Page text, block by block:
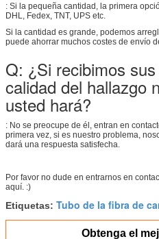
: Si la pequeña cantidad, la primera
DHL, Fedex, TNT, UPS etc.
Si la cantidad es grande, podemos
puede ahorrar muchos costes de envío
Q: ¿Si recibimos
calidad del hallazgo
usted hará?
: No se preocupe de él, entran en
primera vez, si es nuestro problema,
dará una respuesta satisfecha.
Por favor no dude en entrarnos en
aquí. :)
Etiquetas: Tubo de la fibra de
Obtenga el